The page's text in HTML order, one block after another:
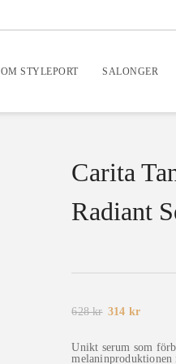
OM STYLEPORT SALONGER
Carita
Radiant
628kr Det
var:
628 kr.
314 krDet
är:
314 kr.
Unikt serum som
melaninproduktionen